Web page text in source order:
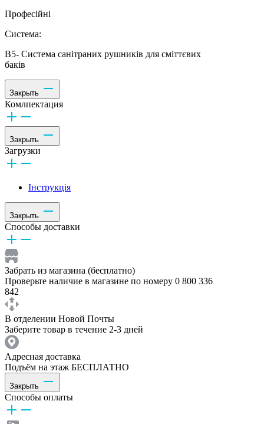
Професійні
Система:
В5- Система санітраних рушників для сміттєвих
баків
Закрыть
Комлпектация
Закрыть
Загрузки
Інструкція
Закрыть
Способы доставки
Забрать из магазина (бесплатно)
Проверьте наличие в магазине по номеру 0 800 336
842
В отделении Новой Почты
Заберите товар в течение 2-3 дней
Адресная доставка
Подъём на этаж БЕСПЛАТНО
Закрыть
Способы оплаты